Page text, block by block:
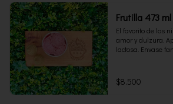
Frutilla 473 ml
El favorito de los
amor y dulzura.
lactosa. Envase
$8.500